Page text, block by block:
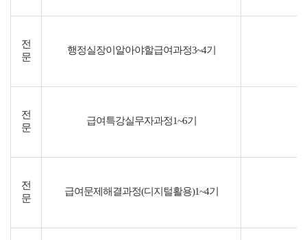
전
문
행정실장이알아야할급여과정3~4기
전
문
급여특강실무자과정1~6기
전
문
급여문제해결과정(디지털활용)1~4기